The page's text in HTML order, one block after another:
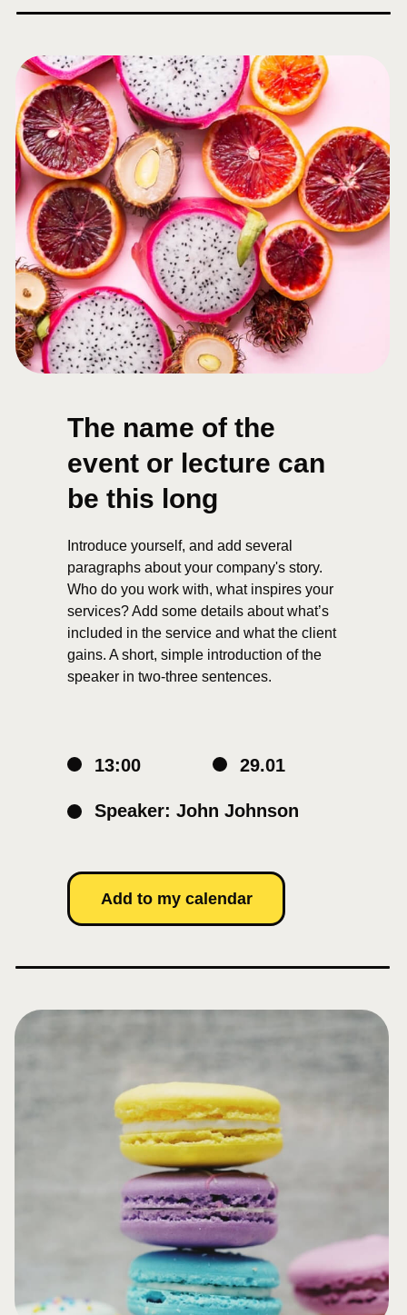
Introduce yourself, and add several
paragraphs about your company's story.
Who do you work with, what inspires your
services? Add some details about what’s
included in the service and what the client
gains. A short, simple introduction of the
speaker in two-three sentences.
The name of the
event or lecture can
be this long
Add to my calendar
13:00
Speaker: John Johnson
29.01